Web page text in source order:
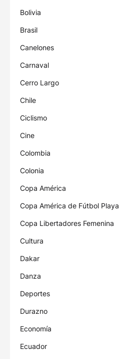
Bolivia
Brasil
Canelones
Carnaval
Cerro Largo
Chile
Ciclismo
Cine
Colombia
Colonia
Copa América
Copa América de Fútbol Playa
Copa Libertadores Femenina
Cultura
Dakar
Danza
Deportes
Durazno
Economía
Ecuador